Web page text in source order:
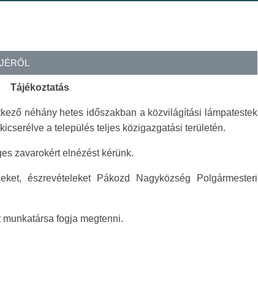
Tájékoztatás
néhány hetes időszakban a közvilágítási lámpatestek
a település teljes közigazgatási területén.
zavarokért elnézést kérünk.
észrevételeket Pákozd Nagyközség Polgármesteri
fogja megtenni.